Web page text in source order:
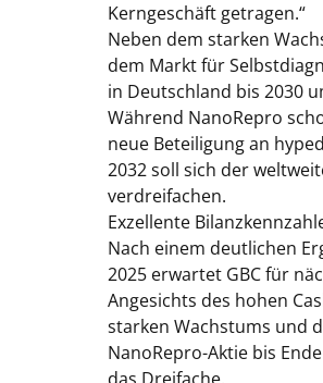
Kerngeschäft getragen.“
Neben dem starken
dem Markt für
in Deutschland bis 2030
Während NanoRepro
neue Beteiligung an
2032 soll sich der
verdreifachen.
Exzellente
Nach einem deutlichen
2025 erwartet GBC für
Angesichts des hohen
starken Wachstums und
NanoRepro-Aktie bis